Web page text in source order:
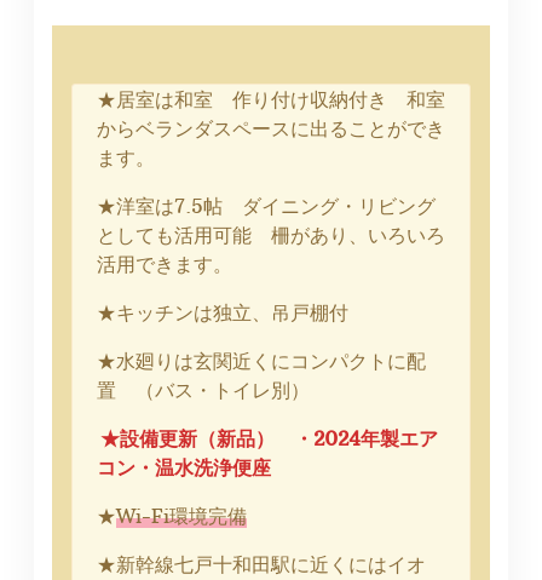
★居室は和室 作り付け収納付き 和室
からベランダスペースに出ることができ
ます。
★洋室は7.5帖 ダイニング・リビング
としても活用可能 柵があり、いろいろ
活用できます。
★キッチンは独立、吊戸棚付
★水廻りは玄関近くにコンパクトに配
置 （バス・トイレ別）
★設備更新（新品） ・2024年製エア
コン・温水洗浄便座
★Wi-Fi環境完備
★新幹線七戸十和田駅に近くにはイオ